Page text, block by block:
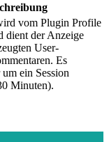
vom Plugin Profile
dient der Anzeige
User-
Es
ein Session
Minuten).